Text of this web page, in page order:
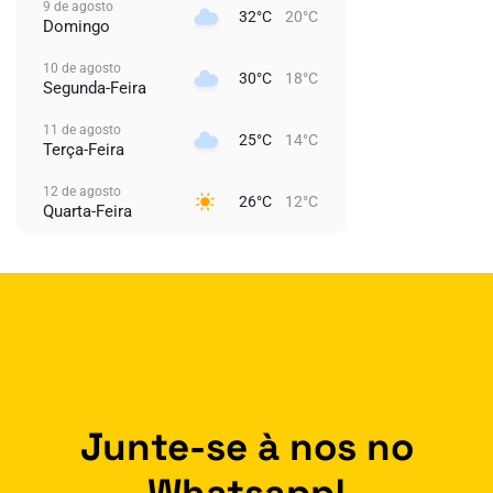
9 de agosto
Domingo 32°C 20°C
10 de agosto
Segunda-Feira 30°C 18°C
11 de agosto
Terça-Feira 25°C 14°C
12 de agosto
Quarta-Feira 26°C 12°C
Junte-se à nos no